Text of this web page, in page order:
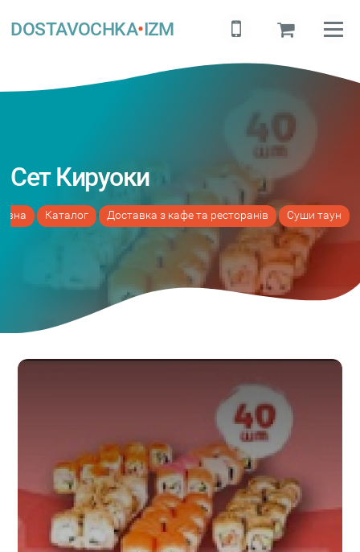
DOSTAVOCHKA•IZM
Сет Кируоки
Каталог Доставка з кафе та ресторанів Суши таун